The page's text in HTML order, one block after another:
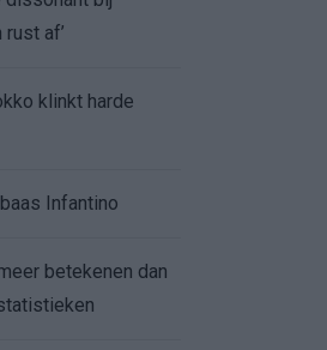
rust af’
klinkt harde
Infantino
betekenen dan